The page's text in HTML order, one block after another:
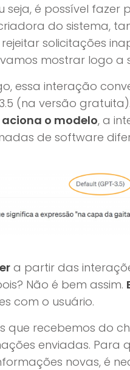
seja, é possível fazer
do sistema,
solicitações
mostrar logo a
essa interação
(na versão
o modelo, a
de software
a partir das
Não é bem assim.
com o usuário.
que recebemos do
enviadas. Para
novas, é